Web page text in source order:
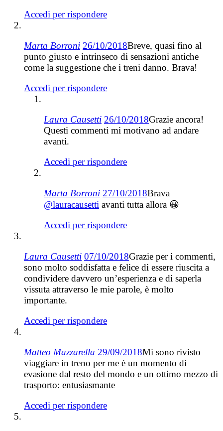
Accedi per rispondere
Marta Borroni 26/10/2018Breve, quasi fino al
punto giusto e intrinseco di sensazioni antiche
come la suggestione che i treni danno. Brava!
Accedi per rispondere
Laura Causetti 26/10/2018Grazie ancora!
Questi commenti mi motivano ad andare
avanti.
Accedi per rispondere
Marta Borroni 27/10/2018Brava
@lauracausetti avanti tutta allora 😀
Accedi per rispondere
Laura Causetti 07/10/2018Grazie per i commenti,
sono molto soddisfatta e felice di essere riuscita a
condividere davvero un’esperienza e di saperla
vissuta attraverso le mie parole, è molto
importante.
Accedi per rispondere
Matteo Mazzarella 29/09/2018Mi sono rivisto
viaggiare in treno per me è un momento di
evasione dal resto del mondo e un ottimo mezzo di
trasporto: entusiasmante
Accedi per rispondere